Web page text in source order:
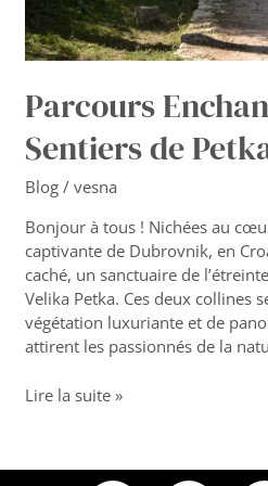
Parcours
Sentiers de
Blog /vesna
Bonjour à tous ! Nichées au
captivante de Dubrovnik, en
caché, un sanctuaire de
Velika Petka. Ces deux collines
végétation luxuriante et de
attirent les passionnés de la
Lire la suite »